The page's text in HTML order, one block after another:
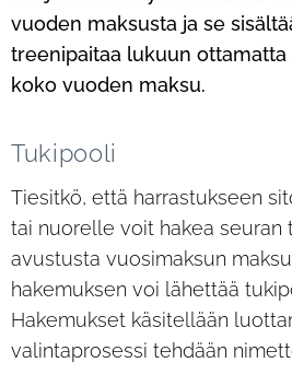
vuoden maksusta ja se
treenipaitaa lukuun ottamatta
koko vuoden maksu.
Tukipooli
Tiesitkö, että harrastukseen
tai nuorelle voit hakea seuran
avustusta vuosimaksun
hakemuksen voi lähettää
Hakemukset käsitellään
valintaprosessi tehdään